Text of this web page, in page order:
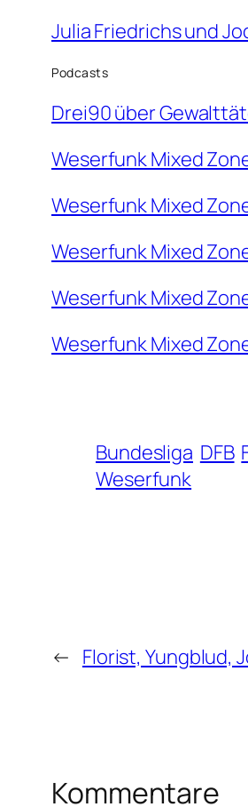
Julia Friedrichs und
Podcasts
Drei90 über
Weserfunk Mixed
Weserfunk Mixed
Weserfunk Mixed
Weserfunk Mixed
Weserfunk Mixed
Bundesliga DFB
Weserfunk
← Florist, Yungblud,
Kommentare